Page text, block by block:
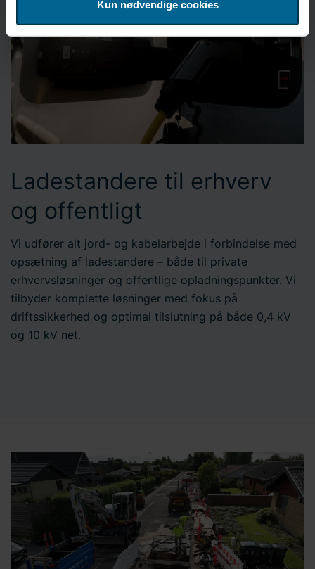
samtykke, kan du til enhver tid klikke på "Cookie-
Holding AB er dataansvarlig for cookies og behandling af
personoplysninger. Du kan læse mere om brugen af
privatlivspolitik
hjemmeside. Derudover kan du finde oplysninger om,
hvordan du kontakter os, og hvordan vi behandler
personoplysninger. Indtast dit samtykke-ID og den dato,
du kontaktede os vedrørende dit samtykke.
Kun nødvendige cookies
Ladestandere til erhverv
og offentligt
Vi udfører alt jord- og kabelarbejde i forbindelse med
opsætning af ladestandere – både til private
erhvervsløsninger og offentlige opladningspunkter. Vi
tilbyder komplette løsninger med fokus på
driftssikkerhed og optimal tilslutning på både 0,4 kV
og 10 kV net.